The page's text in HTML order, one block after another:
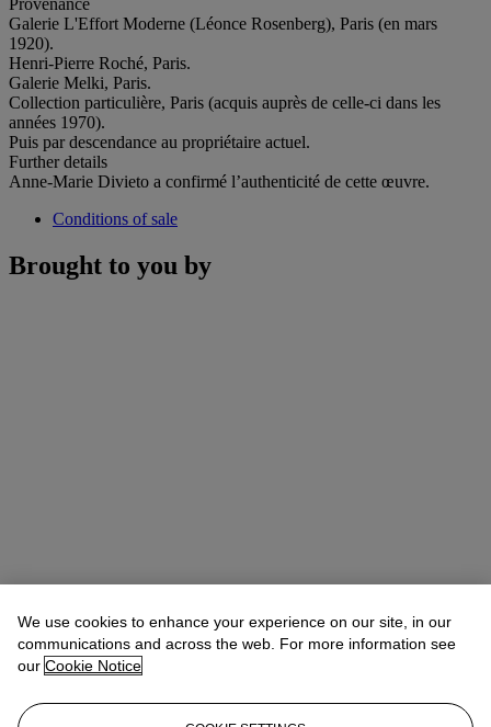
Galerie L'Effort Moderne (Léonce Rosenberg), Paris (en mars
1920).
Henri-Pierre Roché, Paris.
Galerie Melki, Paris.
Collection particulière, Paris (acquis auprès de celle-ci dans les
années 1970).
Puis par descendance au propriétaire actuel.
Further details
Anne-Marie Divieto a confirmé l’authenticité de cette œuvre.
Conditions of sale
Brought to you by
We use cookies to enhance your experience on our site, in our
communications and across the web. For more information see
our Cookie Notice